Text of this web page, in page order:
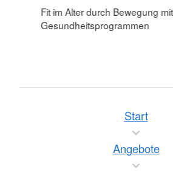
Fit im Alter durch Bewegung
Gesundheitsprogrammen
Start
Angebote